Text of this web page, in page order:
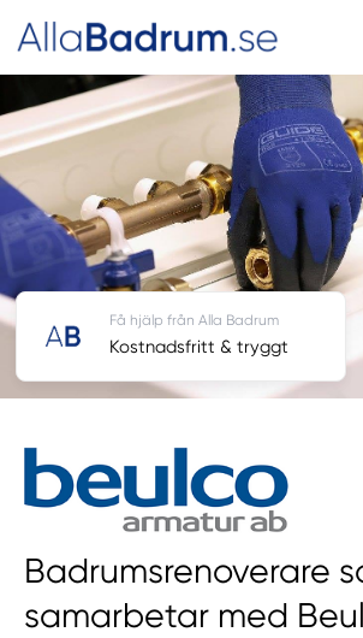
Badrumsrenoverare
samarbetar med
Få hjälp från Alla Badrum
Kostnadsfritt & tryggt